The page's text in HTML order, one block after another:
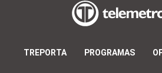
TREPORTA PROGRAMAS